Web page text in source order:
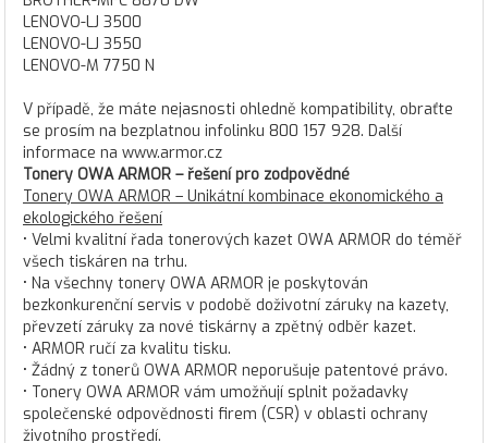
LENOVO-LJ 3500
LENOVO-LJ 3550
LENOVO-M 7750 N
V případě, že máte nejasnosti ohledně kompatibility, obraťte
se prosím na bezplatnou infolinku 800 157 928. Další
informace na www.armor.cz
Tonery OWA ARMOR – řešení pro zodpovědné
Tonery OWA ARMOR – Unikátní kombinace ekonomického a
ekologického řešení
• Velmi kvalitní řada tonerových kazet OWA ARMOR do téměř
všech tiskáren na trhu.
• Na všechny tonery OWA ARMOR je poskytován
bezkonkurenční servis v podobě doživotní záruky na kazety,
převzetí záruky za nové tiskárny a zpětný odběr kazet.
• ARMOR ručí za kvalitu tisku.
• Žádný z tonerů OWA ARMOR neporušuje patentové právo.
• Tonery OWA ARMOR vám umožňují splnit požadavky
společenské odpovědnosti firem (CSR) v oblasti ochrany
životního prostředí.